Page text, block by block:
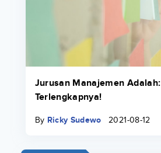
Jurusan Manajemen
Terlengkapnya!
By Ricky Sudewo 2021-08-12